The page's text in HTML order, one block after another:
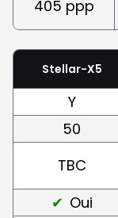
405 ppp
Stellar-X5
Y
50
TBC
Oui